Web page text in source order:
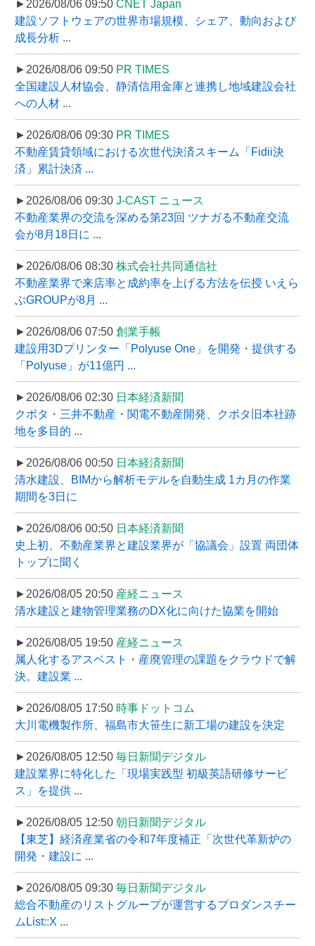
►2026/08/06 09:50 CNET Japan
建設ソフトウェアの世界市場規模、シェア、動向および
成長分析 ...
►2026/08/06 09:50 PR TIMES
全国建設人材協会、静清信用金庫と連携し地域建設会社
への人材 ...
►2026/08/06 09:30 PR TIMES
不動産賃貸領域における次世代決済スキーム「Fidii決
済」累計決済 ...
►2026/08/06 09:30 J-CAST ニュース
不動産業界の交流を深める第23回 ツナガる不動産交流
会が8月18日に ...
►2026/08/06 08:30 株式会社共同通信社
不動産業界で来店率と成約率を上げる方法を伝授 いえら
ぶGROUPが8月 ...
►2026/08/06 07:50 創業手帳
建設用3Dプリンター「Polyuse One」を開発・提供する
「Polyuse」が11億円 ...
►2026/08/06 02:30 日本経済新聞
クボタ・三井不動産・関電不動産開発、クボタ旧本社跡
地を多目的 ...
►2026/08/06 00:50 日本経済新聞
清水建設、BIMから解析モデルを自動生成 1カ月の作業
期間を3日に
►2026/08/06 00:50 日本経済新聞
史上初、不動産業界と建設業界が「協議会」設置 両団体
トップに聞く
►2026/08/05 20:50 産経ニュース
清水建設と建物管理業務のDX化に向けた協業を開始
►2026/08/05 19:50 産経ニュース
属人化するアスベスト・産廃管理の課題をクラウドで解
決。建設業 ...
►2026/08/05 17:50 時事ドットコム
大川電機製作所、福島市大笹生に新工場の建設を決定
►2026/08/05 12:50 毎日新聞デジタル
建設業界に特化した「現場実践型 初級英語研修サービ
ス」を提供 ...
►2026/08/05 12:50 朝日新聞デジタル
【東芝】経済産業省の令和7年度補正「次世代革新炉の
開発・建設に ...
►2026/08/05 09:30 毎日新聞デジタル
総合不動産のリストグループが運営するプロダンスチー
ムList::X ...